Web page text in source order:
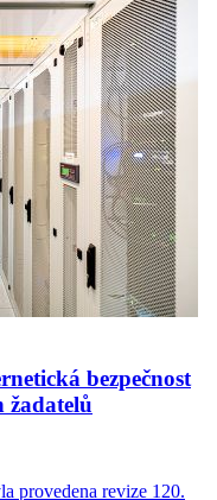
bezpečnost
žadatelů
provedena revize 120.